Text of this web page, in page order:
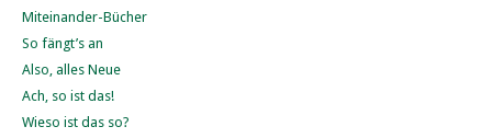
Miteinander-Bücher
So fängt’s an
Also, alles Neue
Ach, so ist das!
Wieso ist das so?